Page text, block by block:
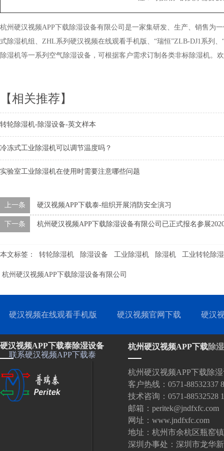
杭州硬汉视频APP下载除湿设备有限公司是一家集研发、生产、销售
式除湿机组、ZHL系列硬汉视频在线观看手机版、“瑞恒”ZLB-DJ1系列
除湿机等一系列空气除湿设备，可根据客户需求订制各类非标除湿机
【相关推荐】
转轮除湿机-除湿设备-英文样本
冷冻式工业除湿机可以调节温度吗？
实验室工业除湿机在使用时需要注意哪些问题
上一条 硬汉视频APP下载泰-组织开展消防安全演习
下一条 杭州硬汉视频APP下载除湿设备有限公司已正式报名参展
本文标签： 转轮除湿机 除湿设备 工业除湿机 除湿机 工业转轮除
杭州硬汉视频APP下载除湿设备有限公司
硬汉视频在线观看手机版 硬汉视频官网下载 硬汉
联系硬汉视频APP下载泰
硬汉视频APP下载泰除湿设备 杭州硬汉视频APP下载除
杭州硬汉视频APP下载除湿
客户热线：0571-88532337
技术咨询：0571-88532528
邮箱：peritek@jndfxfc.com
网址：www.jndfxfc.com
地址：杭州市余杭区瓶
深圳办事处：深圳市龙华